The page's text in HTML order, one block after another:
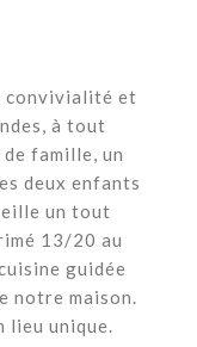
convivialité et
à tout
famille, un
deux enfants
un tout
13/20 au
guidée
notre maison.
lieu unique.